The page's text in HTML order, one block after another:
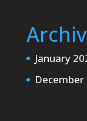
January
December